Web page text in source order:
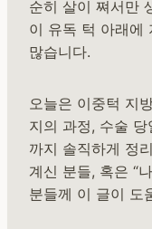
순히 살이 쪄서만
이 유독 턱 아래에
많습니다.
오늘은 이중턱 지
지의 과정, 수술
까지 솔직하게 정
계신 분들, 혹은 “
분들께 이 글이 도